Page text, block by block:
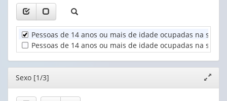
Unidade
Territorial
(1)
Posição
na
ocupação
e
(1)
Pessoas de 14 anos ou mais de idade ocupadas na
Pessoas de 14 anos ou mais de idade ocupadas na
Editor
janela
Sexo [1/3]